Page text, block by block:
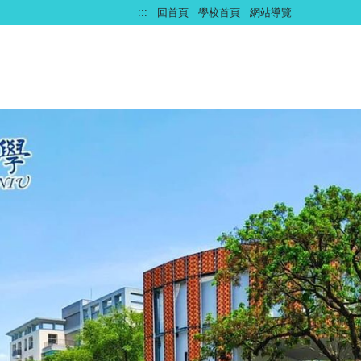
::: 回首頁 學校首頁 網站導覽